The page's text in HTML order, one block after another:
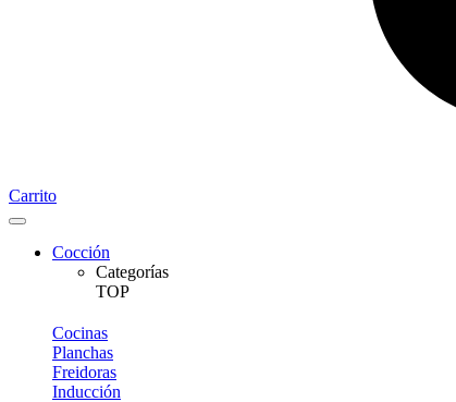
Carrito
Cocción
Categorías
TOP
Cocinas
Planchas
Freidoras
Inducción